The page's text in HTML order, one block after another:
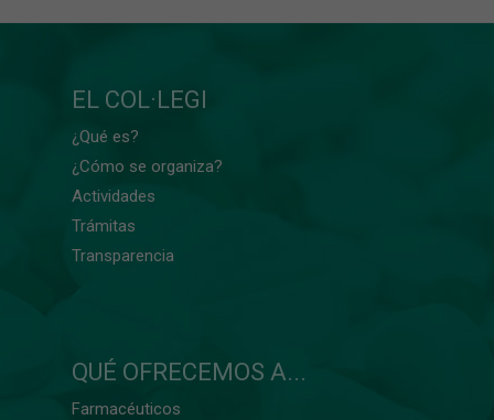
EL COL·LEGI
¿Qué es?
¿Cómo se organiza?
Actividades
Trámitas
Transparencia
QUÉ OFRECEMOS A...
Farmacéuticos